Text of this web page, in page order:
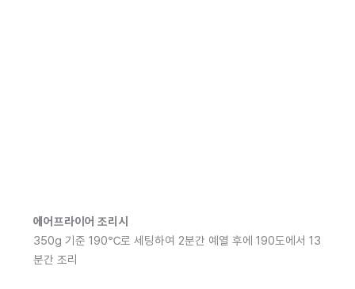
에어프라이어 조리시
350g 기준 190℃로 세팅하여 2분간 예열 후에 190도에서 13
분간 조리